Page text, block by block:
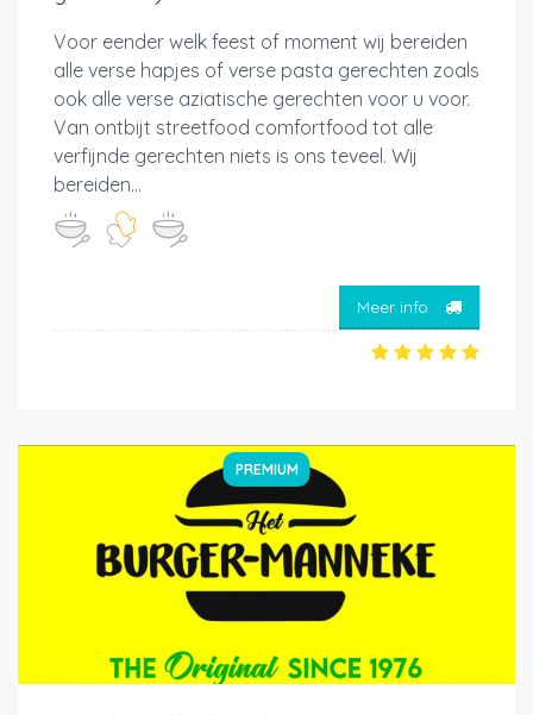
Voor eender welk feest of moment wij bereiden
alle verse hapjes of verse pasta gerechten zoals
ook alle verse aziatische gerechten voor u voor.
Van ontbijt streetfood comfortfood tot alle
verfijnde gerechten niets is ons teveel. Wij
bereiden...
Meer info
PREMIUM